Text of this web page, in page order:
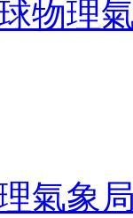
物理
氣象